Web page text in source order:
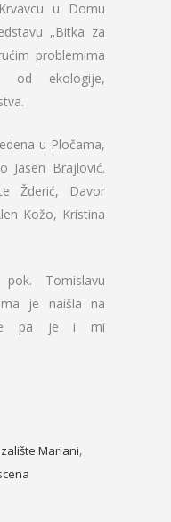
u Domu
„Bitka za
problemima
od ekologije,
u Pločama,
Jasen Brajlović.
Žderić, Davor
Kožo, Kristina
Tomislavu
je naišla na
pa je i mi
Mariani,